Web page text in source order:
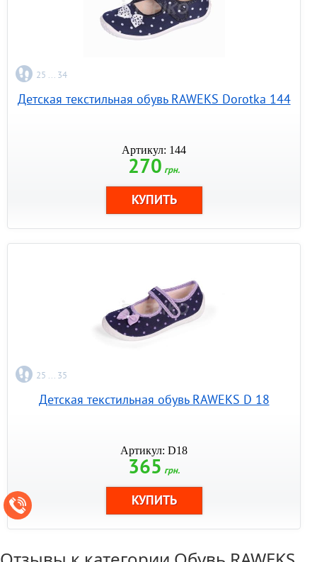
25 ... 34
Детская текстильная обувь RAWEKS Dorotka 144
Артикул: 144
270 грн.
25 ... 35
Детская текстильная обувь RAWEKS D 18
Артикул: D18
365 грн.